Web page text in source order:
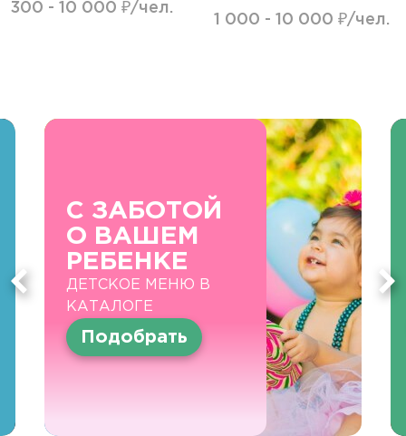
300 - 10 000 ₽/чел.
1 000 - 10 000 ₽/чел.
С ЗАБОТОЙ
О ВАШЕМ
РЕБЕНКЕ
ДЕТСКОЕ МЕНЮ В
КАТАЛОГЕ
Подобрать